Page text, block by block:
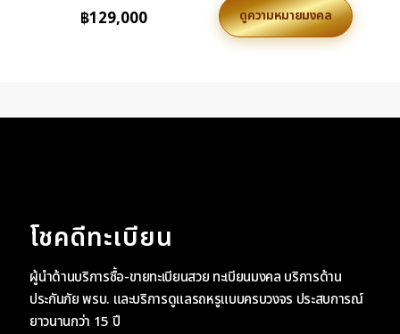
฿129,000 ดูความหมายมงคล
โชคดีทะเบียน
ผู้นำด้านบริการซื้อ-ขายทะเบียนสวย ทะเบียนมงคล บริการด้าน
ประกันภัย พรบ. และบริการดูแลรถหรูแบบครบวงจร ประสบการณ์
ยาวนานกว่า 15 ปี